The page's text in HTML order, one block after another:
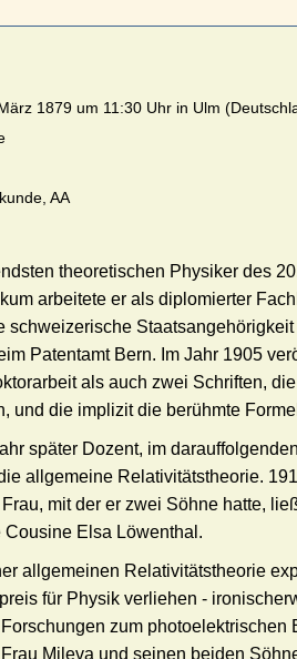
1879 um 11:30 Uhr in Ulm
AA
theoretischen Physiker des
arbeitete er als diplomierter
schweizerische
Patentamt Bern. Im Jahr 1905
als auch zwei Schriften,
und die implizit die berühmte
später Dozent, im
allgemeine Relativitätstheorie.
mit der er zwei Söhne hatte,
Elsa Löwenthal.
allgemeinen Relativitätstheorie
für Physik verliehen -
zum
Mileva und seinen beiden